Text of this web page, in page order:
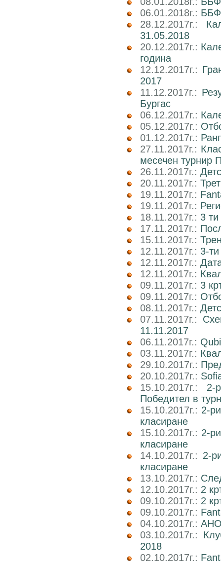
06.01.2018г.: ББФ
28.12.2017г.:
31.05.2018
20.12.2017г.:
година
12.12.2017г.:
2017
11.12.2017г.:
Бургас
06.12.2017г.:
05.12.2017г.:
01.12.2017г.:
27.11.2017г.:
месечен турнир
26.11.2017г.:
20.11.2017г.:
19.11.2017г.:
19.11.2017г.:
18.11.2017г.: 3
17.11.2017г.:
15.11.2017г.:
12.11.2017г.: 3-
12.11.2017г.:
12.11.2017г.:
09.11.2017г.: 3
09.11.2017г.:
08.11.2017г.:
07.11.2017г.:
11.11.2017
06.11.2017г.:
03.11.2017г.:
29.10.2017г.:
20.10.2017г.:
15.10.2017г.: 2-
Победител в
15.10.2017г.: 2-
класиране
15.10.2017г.: 2-
класиране
14.10.2017г.: 2-
класиране
13.10.2017г.:
12.10.2017г.: 2
09.10.2017г.: 2
09.10.2017г.:
04.10.2017г.:
03.10.2017г.:
2018
02.10.2017г.: